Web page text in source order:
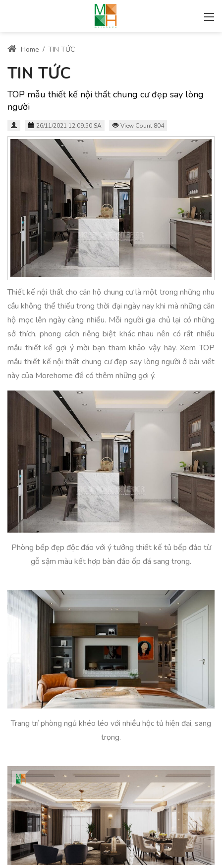
Home / TIN TỨC
TIN TỨC
TOP mẫu thiết kế nội thất chung cư đẹp say lòng
người
26/11/2021 12:09:50 SA View Count 804
Thiết kế nội thất cho căn hộ chung cư là một trong những nhu
cầu không thể thiếu trong thời đại ngày nay khi mà những căn
hộ mọc lên ngày càng nhiều. Mỗi người gia chủ lại có những
sở thích, phong cách riêng biệt khác nhau nên có rất nhiều
mẫu thiết kế gợi ý mời bạn tham khảo vậy hãy. Xem TOP
mẫu thiết kế nội thất chung cư đẹp say lòng người ở bài viết
này của Morehome để có thêm những gợi ý.
Phòng bếp đẹp độc đáo với ý tưởng thiết kế tủ bếp đảo từ
gỗ sậm màu kết hợp bàn đảo ốp đá sang trọng.
Trang trí phòng ngủ khéo léo với nhiều hộc tủ hiện đại, sang
trọng.